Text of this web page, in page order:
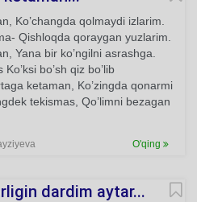
Ko’changda qolmaydi izlarim.
Qishloqda qoraygan yuzlarim.
Yana bir ko’ngilni asrashga.
bo’sh qiz bo’lib
ketaman, Ko’zingda qonarmi
tekismas, Qo’limni bezagan
O'qing
dardim aytar...